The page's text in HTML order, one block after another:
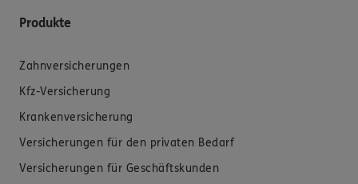
Produkte
Zahnversicherungen
Kfz-Versicherung
Krankenversicherung
Versicherungen für den privaten Bedarf
Versicherungen für Geschäftskunden